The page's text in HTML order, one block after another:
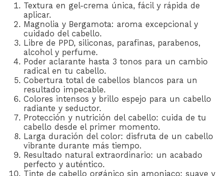
Textura en gel-crema única, fácil y rápida de
aplicar.
Magnolia y Bergamota: aroma excepcional y
cuidado del cabello.
Libre de PPD, siliconas, parafinas, parabenos,
alcohol y perfume.
Poder aclarante hasta 3 tonos para un cambio
radical en tu cabello.
Cobertura total de cabellos blancos para un
resultado impecable.
Colores intensos y brillo espejo para un cabello
radiante y seductor.
Protección y nutrición del cabello: cuida de tu
cabello desde el primer momento.
Larga duración del color: disfruta de un cabello
vibrante durante más tiempo.
Resultado natural extraordinario: un acabado
perfecto y auténtico.
Tinte de cabello orgánico sin amoniaco: suave y